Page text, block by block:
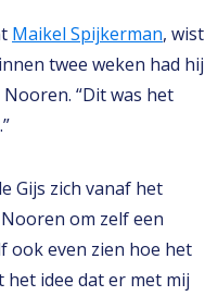
Maikel Spijkerman, wist
twee weken had hij
“Dit was het
Gijs zich vanaf het
om zelf een
ook even zien hoe het
idee dat er met mij